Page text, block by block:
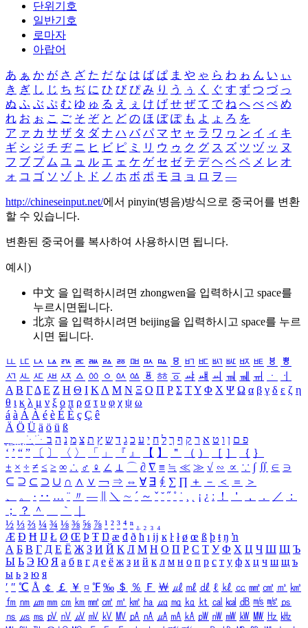
단위기호
일반기호
로마자
아랍어
あ ぁ か が さ ざ た だ な は ば ぱ ま や ゃ ら わ ゎ ん い ぃ
き ぎ し じ ち ぢ に ひ び ぴ み り う ぅ く ぐ す ず つ づ っ
ぬ ふ ぶ ぷ む ゆ ゅ る え ぇ け げ せ ぜ て で ね へ べ ぺ め
れ お ぉ こ ご そ ぞ と ど の ほ ぼ ぽ も よ ょ ろ を
ア ァ カ サ ザ タ ダ ナ ハ バ パ マ ヤ ャ ラ ワ ヮ ン イ ィ キ
ギ シ ジ チ ヂ ニ ヒ ビ ピ ミ リ ウ ゥ ク グ ス ズ ツ ヅ ッ ヌ
フ ブ プ ム ユ ュ ル エ ェ ケ ゲ セ ゼ テ デ ヘ ベ ペ メ レ オ
ォ コ ゴ ソ ゾ ト ド ノ ホ ボ ポ モ ヨ ョ ロ ヲ ―
http://chineseinput.net/에서 pinyin(병음)방식으로 중국어를 변환
할 수 있습니다.
변환된 중국어를 복사하여 사용하시면 됩니다.
예시)
中文 을 입력하시려면 zhongwen을 입력하시고 space를
누르시면됩니다.
北京 을 입력하시려면 beijing을 입력하시고 space를 누르
시면 됩니다.
ㅥ ㅦ ㅧ ㅨ ㅩ ㅪ ㅫ ㅬ ㅭ ㅮ ㅯ ㅰ ㅱ ㅲ ㅳ ㅴ ㅵ ㅶ ㅷ ㅸ
ㅹ
ㅺ ㅻ ㅼ ㅽ ㅾ ㅿ ㆀ ㆁ ㆂ ㆃ ㆄ ㆅ ㆆ ㆇ ㆈ ㆉ ㆊ ㆋ ㆌ ㆍ
ㆎ
Α Β ΓΔ Ε Ζ Η Θ Ι ΚΛ Μ Ν Ξ Ο Π Ρ Σ ΤΥ Φ Χ Ψ Ω α β γ δ ε ζ η
θ ι κ λ μ ν ξ ο π ρ σ τ υ φ χ ψ ω
á à Á À é è É È ç Ç ê
Ä Ö Ü ä ö ü ß
ִֶֹ ֻּ ׁׂ פ ם ן ו ט א ר ק ף ך ל ח י ע כ ג ד ש ץ ת צ מ נ ה ב
‘ ’ “ ” 〔 〕 〈 〉 「 」 『 』 【 】 ＂ （ ） ［ ］ ｛ ｝
± × ÷ ≠ ≤ ≥ ∞ ∴ ♂ ♀ ∠ ⊥ ⌒ ∂ ∇ ≡ ≒ ≪ ≫ √ ∽ ∝ ∵ ∫ ∬ ∈ ∋
⊆ ⊇ ⊂ ⊃ ∪ ∩ ∧ ∨ ￢ ⇒ ⇔ ∀ ∃ ∮ ∑ ∏ ＋ － ＜ ＝
＞
、
。 · ‥ … ¨ 〃 ― ＼ ∼ ´ ～ ˇ ˘ ˝ ˚ ˙ ¸ ¡ ¿ ː ！ ＇ ， ． ／
：
；
？ ＾ ｀
½ ⅓ ⅔ ¼ ¾ ⅛ ⅜ ⅝ ⅞ ¹ ² ³ ⁴ ⁿ ₁ ₂ ₃ ₄
Æ Ð Ħ Ĳ Ł Ø Œ Þ Ŧ Ŋ æ đ ð ħ ı ĳ ĸ ŀ ł ø œ ß þ ŧ ŋ ŉ
А Б В Г Д Е Ё Ж З И Й К Л М Н О П Р С Т У Ф Х Ц Ч Ш Щ Ъ
Ы Ь Э Ю Я а б в г д е ё ж з и й к л м н о п р с т у ф х ц ч ш щ ъ
ы ь э ю я
′ ″ ℃ Å ￠ ￡ ￥ ¤ ℉ ‰ ＄ ％ Ｆ ￦ ㎕ ㎖ ㎗ ℓ ㎘ ㏄ ㎣ ㎤ ㎥ ㎦
㎙ ㎚ ㎛ ㎜ ㎝ ㎞ ㎟ ㎠ ㎡ ㎢ ㏊ ㎍ ㎎ ㎏ ㏏ ㎈ ㎉ ㏈ ㎧ ㎨ ㎰
㎱ ㎲ ㎳ ㎴ ㎵ ㎶ ㎷ ㎸ ㎹ ㎀ ㎁ ㎂ ㎃ ㎄ ㎺ ㎻ ㎽ ㎾ ㎿ ㎐ ㎑